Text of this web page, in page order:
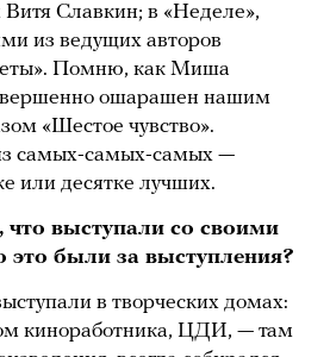
Витя Славкин; в «Неделе»,
из ведущих авторов
Помню, как Миша
ошарашен нашим
«Шестое чувство».
самых-самых-самых —
или десятке лучших.
выступали со своими
это были за выступления?
в творческих домах:
киноработника, ЦДИ, — там